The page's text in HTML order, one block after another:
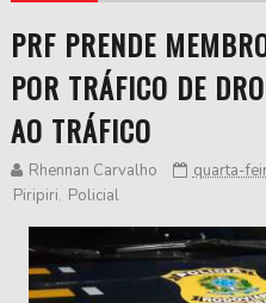
PRF PRENDE
POR TRÁFICO DE
AO TRÁFICO
Rhennan Carvalho quarta-
Piripiri, Policial